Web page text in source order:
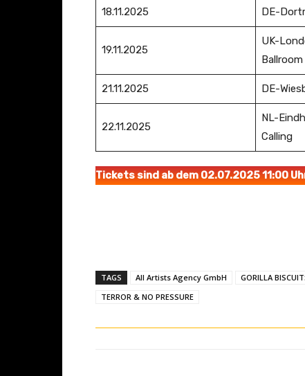
n
18.11.2025 DE-
19.11.2025
UK-
Ballroom
21.11.2025 DE-
22.11.2025
NL-
Calling
Tickets sind ab dem 02.07.2025 11:00
TAGS All Artists Agency GmbH GORILLA
TERROR & NO PRESSURE